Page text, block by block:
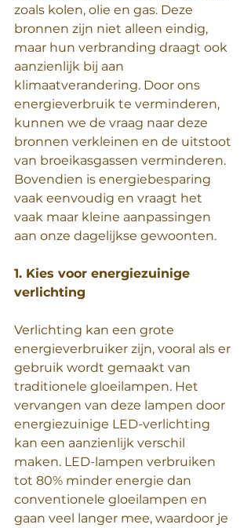
zoals kolen, olie en gas. Deze
bronnen zijn niet alleen eindig,
maar hun verbranding draagt ook
aanzienlijk bij aan
klimaatverandering. Door ons
energieverbruik te verminderen,
kunnen we de vraag naar deze
bronnen verkleinen en de uitstoot
van broeikasgassen verminderen.
Bovendien is energiebesparing
vaak eenvoudig en vraagt het
vaak maar kleine aanpassingen
aan onze dagelijkse gewoonten.
1. Kies voor energiezuinige
verlichting
Verlichting kan een grote
energieverbruiker zijn, vooral als er
gebruik wordt gemaakt van
traditionele gloeilampen. Het
vervangen van deze lampen door
energiezuinige LED-verlichting
kan een aanzienlijk verschil
maken. LED-lampen verbruiken
tot 80% minder energie dan
conventionele gloeilampen en
gaan veel langer mee, waardoor je